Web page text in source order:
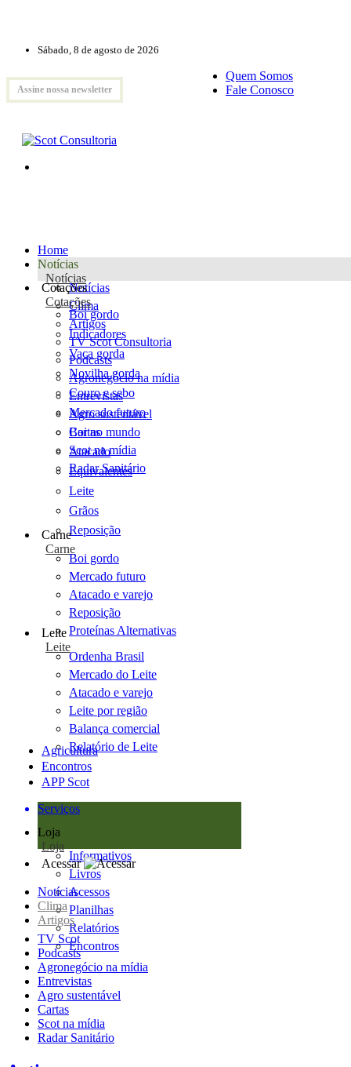
Sábado, 8 de agosto de 2026
Assine nossa newsletter
Quem Somos
Fale Conosco
Home
Notícias
Notícias
Notícias
Clima
Artigos
TV Scot Consultoria
Podcasts
Agronegócio na mídia
Entrevistas
Agro sustentável
Cartas
Scot na mídia
Radar Sanitário
Cotações
Cotações
Boi gordo
Indicadores
Vaca gorda
Novilha gorda
Couro e sebo
Mercado futuro
Boi no mundo
Atacado
Equivalentes
Leite
Grãos
Reposição
Carne
Carne
Boi gordo
Mercado futuro
Atacado e varejo
Reposição
Proteínas Alternativas
Leite
Leite
Ordenha Brasil
Mercado do Leite
Atacado e varejo
Leite por região
Balança comercial
Relatório de Leite
Agricultura
Encontros
APP Scot
Serviços
Loja
Loja
Informativos
Livros
Acessos
Planilhas
Relatórios
Encontros
Acessar
Notícias
Clima
Artigos
TV Scot
Podcasts
Agronegócio na mídia
Entrevistas
Agro sustentável
Cartas
Scot na mídia
Radar Sanitário